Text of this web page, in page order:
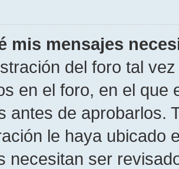
mis mensajes
del foro tal
en el foro, en el
antes de aprobarlos.
le haya ubicado
necesitan ser